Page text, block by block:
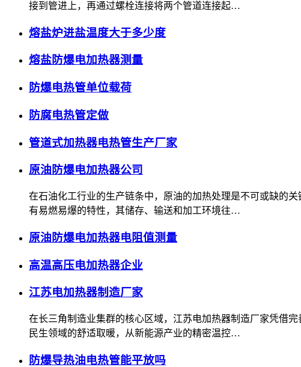
接到管进上，再通过螺栓连接将两个管道连接起…
熔盐炉进盐温度大于多少度
熔盐防爆电加热器测量
防爆电热管单位载荷
防腐电热管定做
管道式加热器电热管生产厂家
原油防爆电加热器公司
在石油化工行业的生产链条中，原油的加热处理是不可或缺的
有易燃易爆的特性，其储存、输送和加工环境往…
原油防爆电加热器电阻值测量
高温高压电加热器企业
江苏电加热器制造厂家
在长三角制造业集群的核心区域，江苏电加热器制造厂家凭借
民生领域的舒适取暖，从新能源产业的精密温控…
防爆导热油电热管能平放吗